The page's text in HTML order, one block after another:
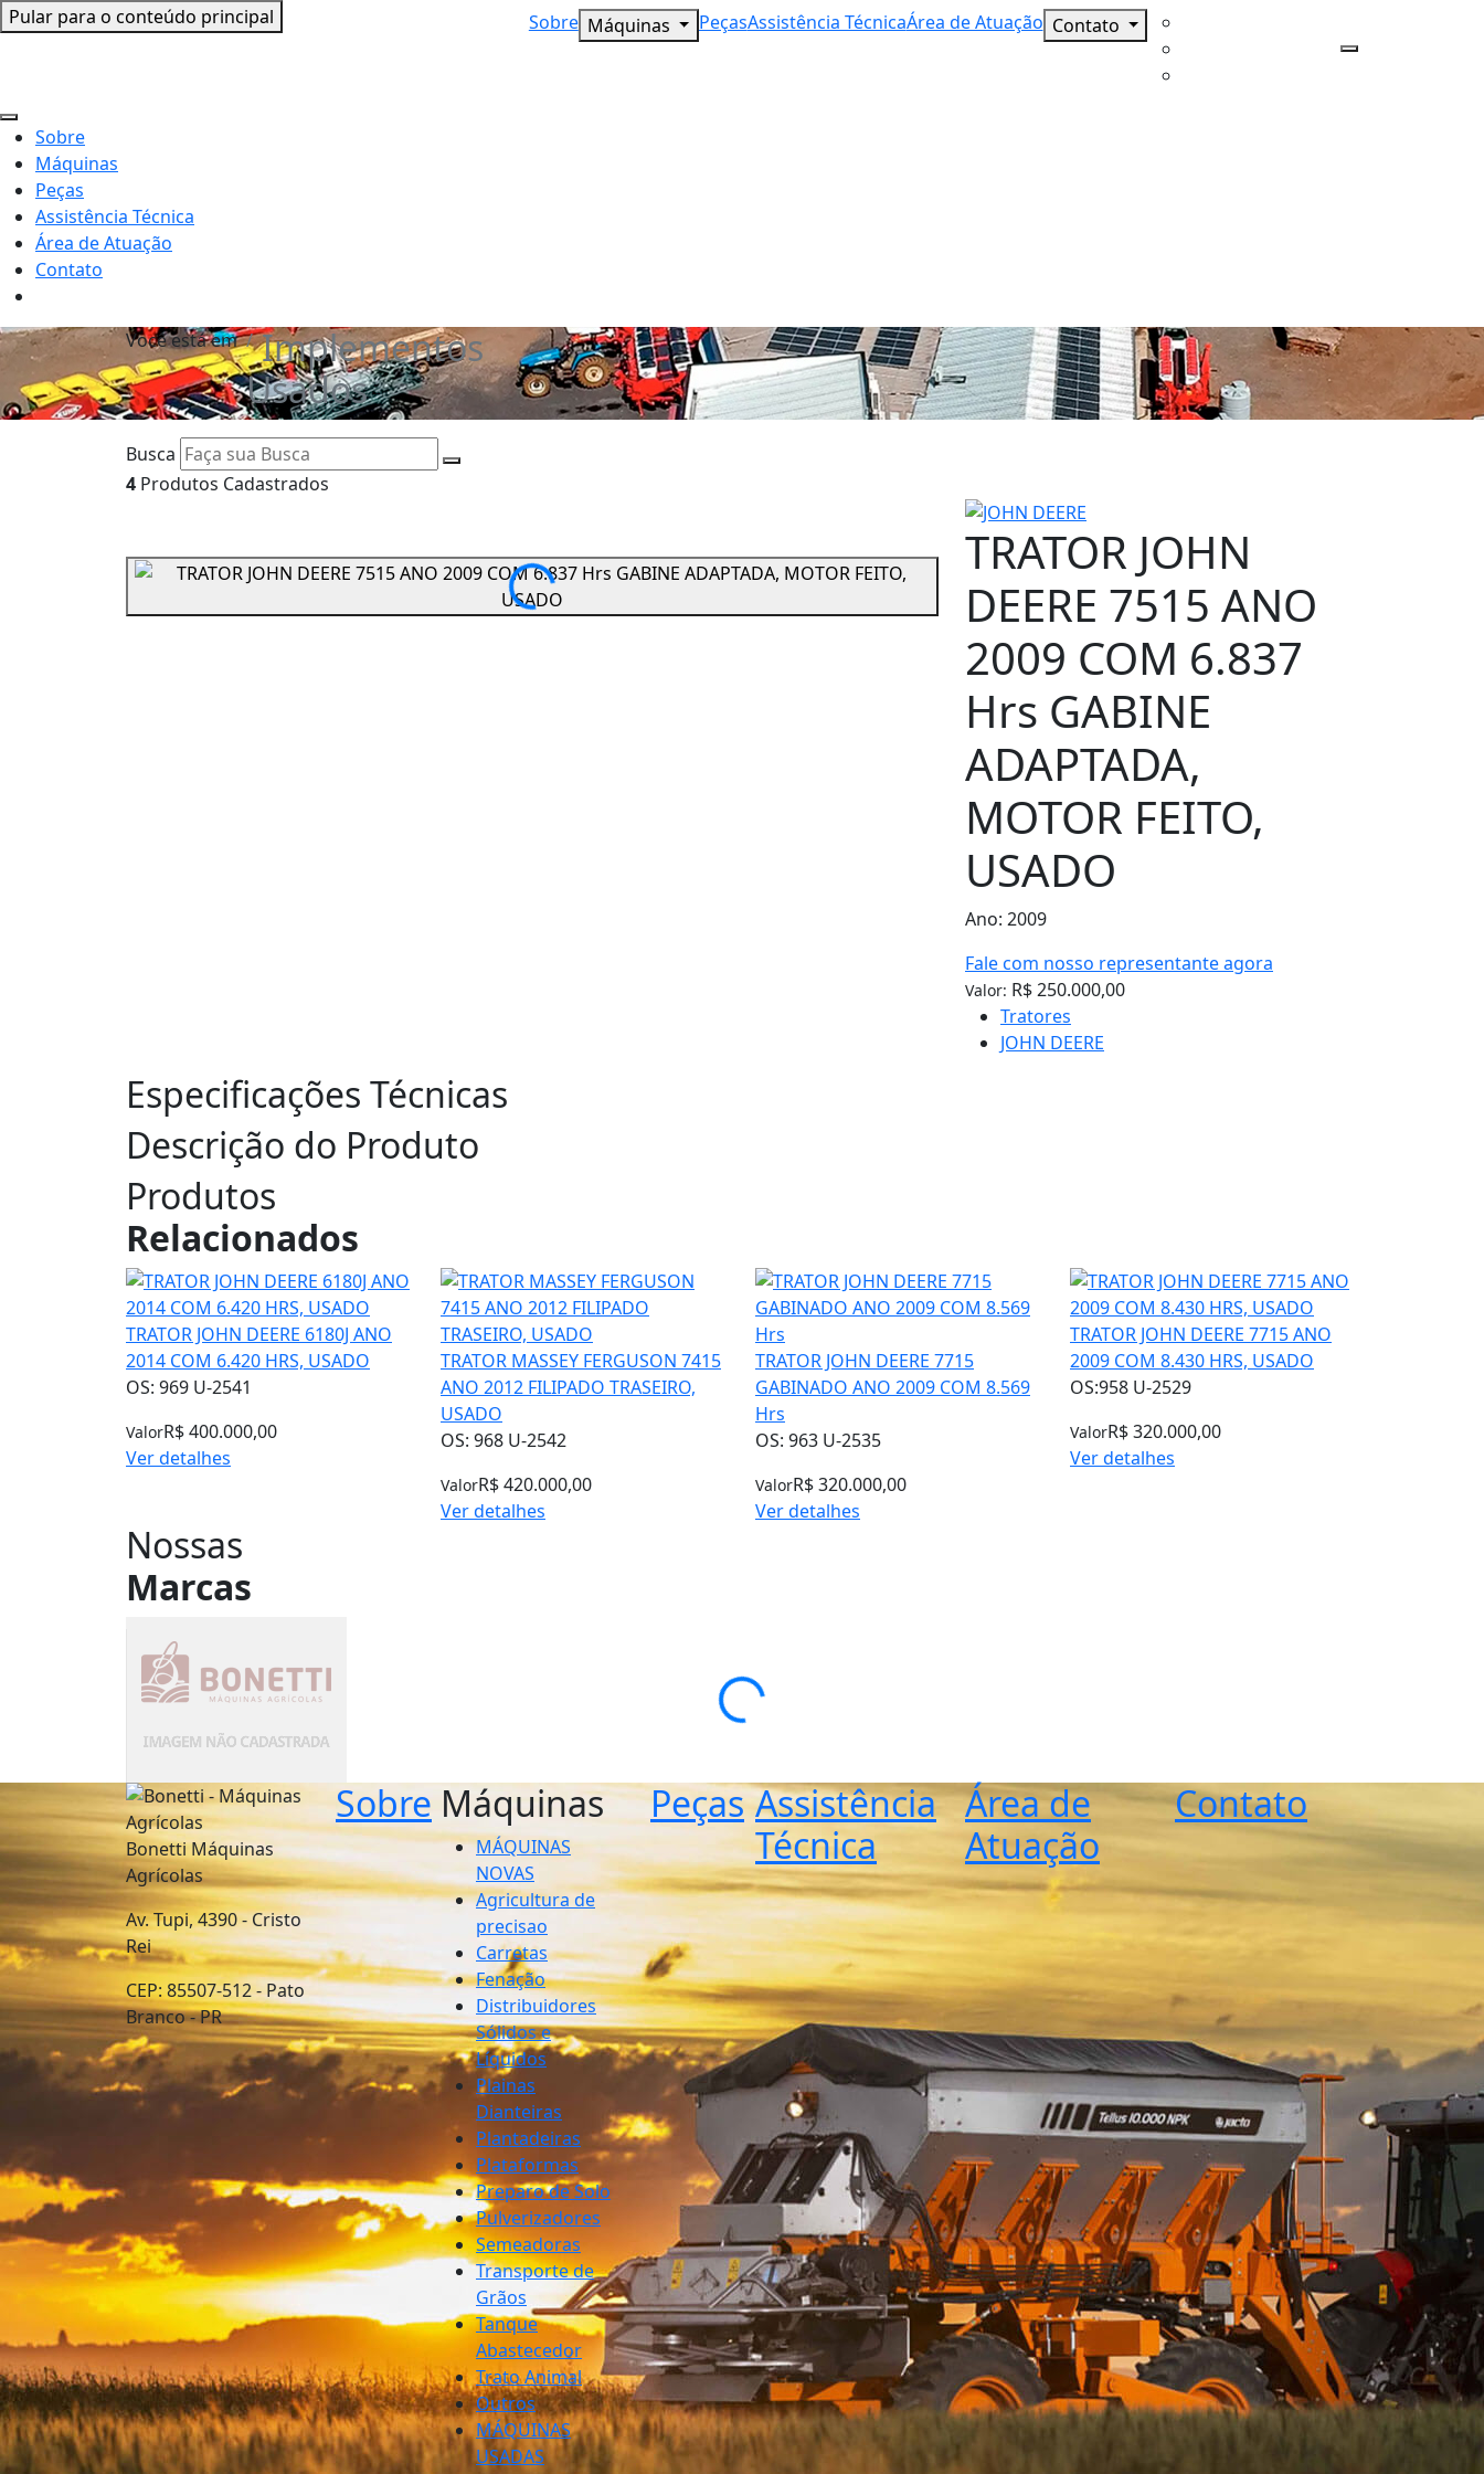
Pular para o conteúdo principal Sobre Máquinas PeçasAssistência TécnicaÁrea de Atuação Contato
Sobre
Máquinas
Peças
Assistência Técnica
Área de Atuação
Contato
Você está em
Implementos
Usados
Busca
4 Produtos Cadastrados
TRATOR JOHN
DEERE 7515 ANO
2009 COM 6.837
Hrs GABINE
ADAPTADA,
MOTOR FEITO,
USADO
Ano: 2009
Fale com nosso representante agora
Valor: R$ 250.000,00
Tratores
JOHN DEERE
Especificações Técnicas
Descrição do Produto
Produtos
Relacionados
TRATOR JOHN DEERE 6180J ANO
2014 COM 6.420 HRS, USADO
OS: 969 U-2541
ValorR$ 400.000,00
Ver detalhes
TRATOR MASSEY FERGUSON 7415
ANO 2012 FILIPADO TRASEIRO,
USADO
OS: 968 U-2542
ValorR$ 420.000,00
Ver detalhes
TRATOR JOHN DEERE 7715
GABINADO ANO 2009 COM 8.569
Hrs
OS: 963 U-2535
ValorR$ 320.000,00
Ver detalhes
TRATOR JOHN DEERE 7715 ANO
2009 COM 8.430 HRS, USADO
OS:958 U-2529
ValorR$ 320.000,00
Ver detalhes
Nossas
Marcas
Bonetti Máquinas
Agrícolas
Av. Tupi, 4390 - Cristo
Rei
CEP: 85507-512 - Pato
Branco - PR
Sobre Máquinas
MÁQUINAS
NOVAS
Agricultura de
precisao
Carretas
Fenação
Distribuidores
Sólidos e
Líquidos
Plainas
Dianteiras
Plantadeiras
Plataformas
Preparo de Solo
Pulverizadores
Semeadoras
Transporte de
Grãos
Tanque
Abastecedor
Trato Animal
Outros
MÁQUINAS
USADAS
Peças Assistência
Técnica
Área de
Atuação
Contato